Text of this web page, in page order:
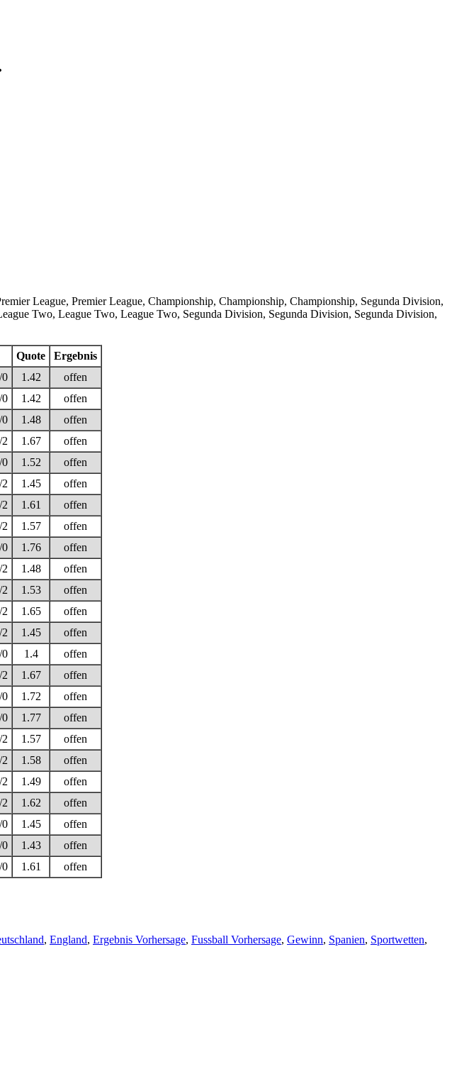
League, Premier League, Championship, Championship, Championship, Segunda Division,
Two, League Two, League Two, Segunda Division, Segunda Division, Segunda Division,
Quote
Ergebnis
0 1.42
offen
0 1.42
offen
0 1.48
offen
1.67
offen
0 1.52
offen
1.45
offen
1.61
offen
1.57
offen
0 1.76
offen
1.48
offen
1.53
offen
1.65
offen
1.45
offen
0 1.4
offen
1.67
offen
0 1.72
offen
0 1.77
offen
1.57
offen
1.58
offen
1.49
offen
1.62
offen
0 1.45
offen
0 1.43
offen
0 1.61 offen
, England, Ergebnis Vorhersage, Fussball Vorhersage, Gewinn, Spanien, Sportwetten,